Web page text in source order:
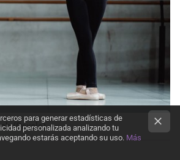
(Pexels)
para generar estadísticas de
personalizada analizando tu
estarás aceptando su uso. Más